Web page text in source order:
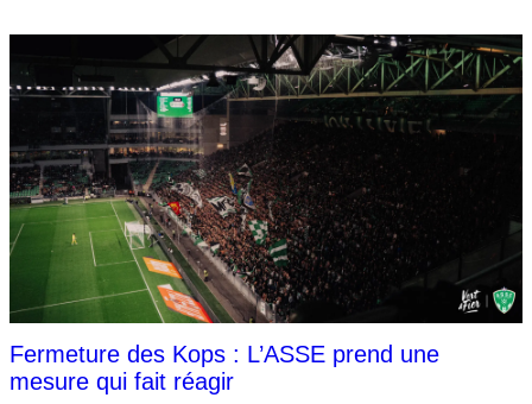
Fermeture des Kops : L’ASSE prend une
mesure qui fait réagir